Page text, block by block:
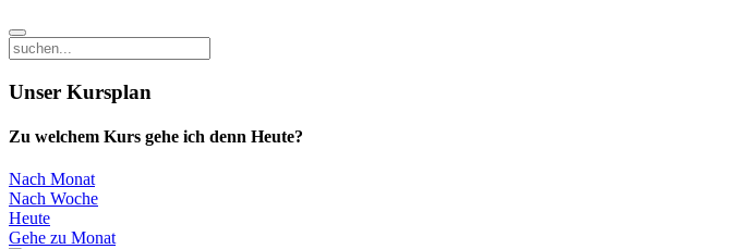
Unser Kursplan
Zu welchem Kurs gehe ich denn Heute?
Nach Monat
Nach Woche
Heute
Gehe zu Monat